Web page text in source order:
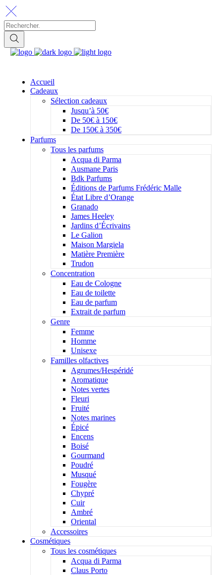
Accueil
Cadeaux
Sélection cadeaux
Jusqu’à 50€
De 50€ à 150€
De 150€ à 350€
Parfums
Tous les parfums
Acqua di Parma
Ausmane Paris
Bdk Parfums
Éditions de Parfums Frédéric Malle
État Libre d’Orange
Granado
James Heeley
Jardins d’Écrivains
Le Galion
Maison Margiela
Matière Première
Trudon
Concentration
Eau de Cologne
Eau de toilette
Eau de parfum
Extrait de parfum
Genre
Femme
Homme
Unisexe
Familles olfactives
Agrumes/Hespéridé
Aromatique
Notes vertes
Fleuri
Fruité
Notes marines
Épicé
Encens
Boisé
Gourmand
Poudré
Musqué
Fougère
Chypré
Cuir
Ambré
Oriental
Accessoires
Cosmétiques
Tous les cosmétiques
Acqua di Parma
Claus Porto